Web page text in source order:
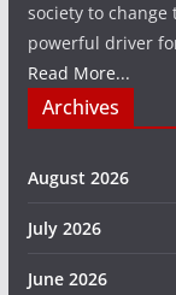
society to
powerful driver
Read More...
Archives
August 2026
July 2026
June 2026